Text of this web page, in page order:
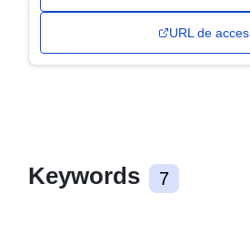
URL de acces
Keywords 7